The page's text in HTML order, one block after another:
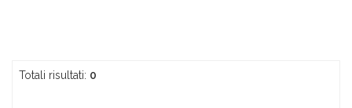
Totali risultati: 0